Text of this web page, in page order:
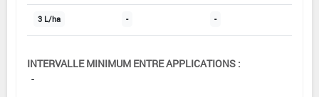
3 L/ha - -
INTERVALLE MINIMUM ENTRE APPLICATIONS :
-